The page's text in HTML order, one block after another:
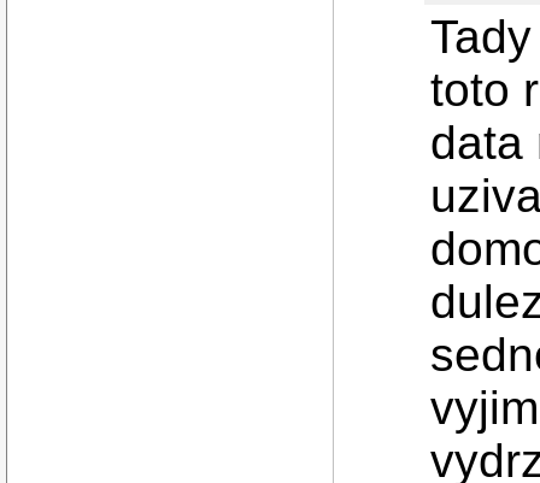
toto
data